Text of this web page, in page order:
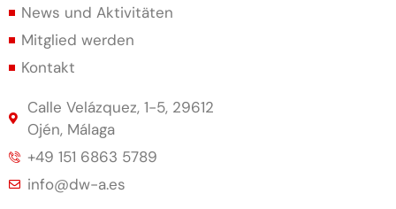
News und Aktivitäten
Mitglied werden
Kontakt
Calle Velázquez, 1-5, 29612
Ojén, Málaga
+49 151 6863 5789
info@dw-a.es